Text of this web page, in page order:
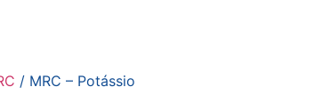
/ MRC – Potássio